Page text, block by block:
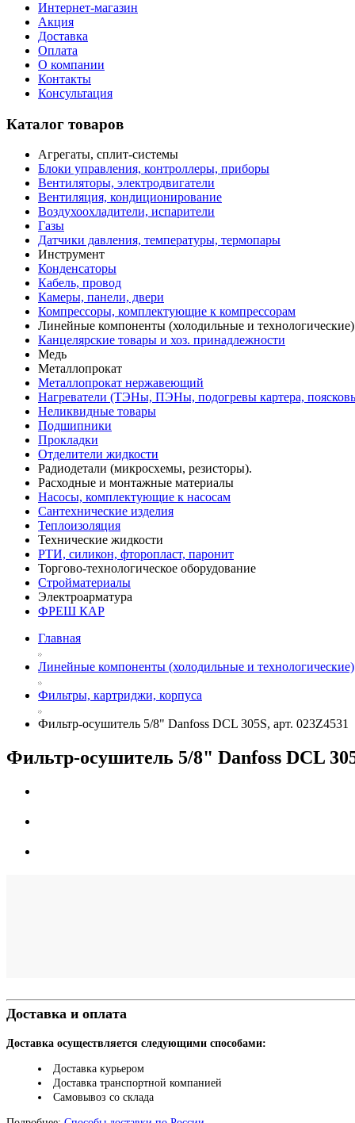
Интернет-магазин
Акция
Доставка
Оплата
О компании
Контакты
Консультация
Каталог товаров
Агрегаты, сплит-системы
Блоки управления, контроллеры, приборы
Вентиляторы, электродвигатели
Вентиляция, кондиционирование
Воздухоохладители, испарители
Газы
Датчики давления, температуры, термопары
Инструмент
Конденсаторы
Кабель, провод
Камеры, панели, двери
Компрессоры, комплектующие к компрессорам
Линейные компоненты (холодильные и технологические)
Канцелярские товары и хоз. принадлежности
Медь
Металлопрокат
Металлопрокат нержавеющий
Нагреватели (ТЭНы, ПЭНы, подогревы картера,
Неликвидные товары
Подшипники
Прокладки
Отделители жидкости
Радиодетали (микросхемы, резисторы).
Расходные и монтажные материалы
Насосы, комплектующие к насосам
Сантехнические изделия
Теплоизоляция
Технические жидкости
РТИ, силикон, фторопласт, паронит
Торгово-технологическое оборудование
Стройматериалы
Электроарматура
ФРЕШ КАР
Главная
Линейные компоненты (холодильные и технологические)
Фильтры, картриджи, корпуса
Фильтр-осушитель 5/8" Danfoss DCL 305S, арт. 023Z4531
Фильтр-осушитель 5/8" Danfoss DCL
Доставка и оплата
Доставка осуществляется следующими способами:
Доставка курьером
Доставка транспортной компанией
Самовывоз со склада